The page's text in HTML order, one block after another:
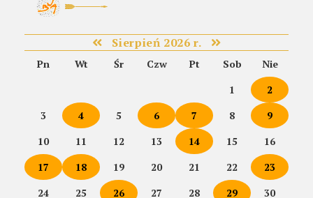
Sierpień 2026 r.
Pn Wt Śr Czw Pt Sob
Nie
1
2
3
4 5 6 7 8
9
10
11 12 13 14 15
16
17
18 19 20 21 22
23
24
25 26 27 28 29 30